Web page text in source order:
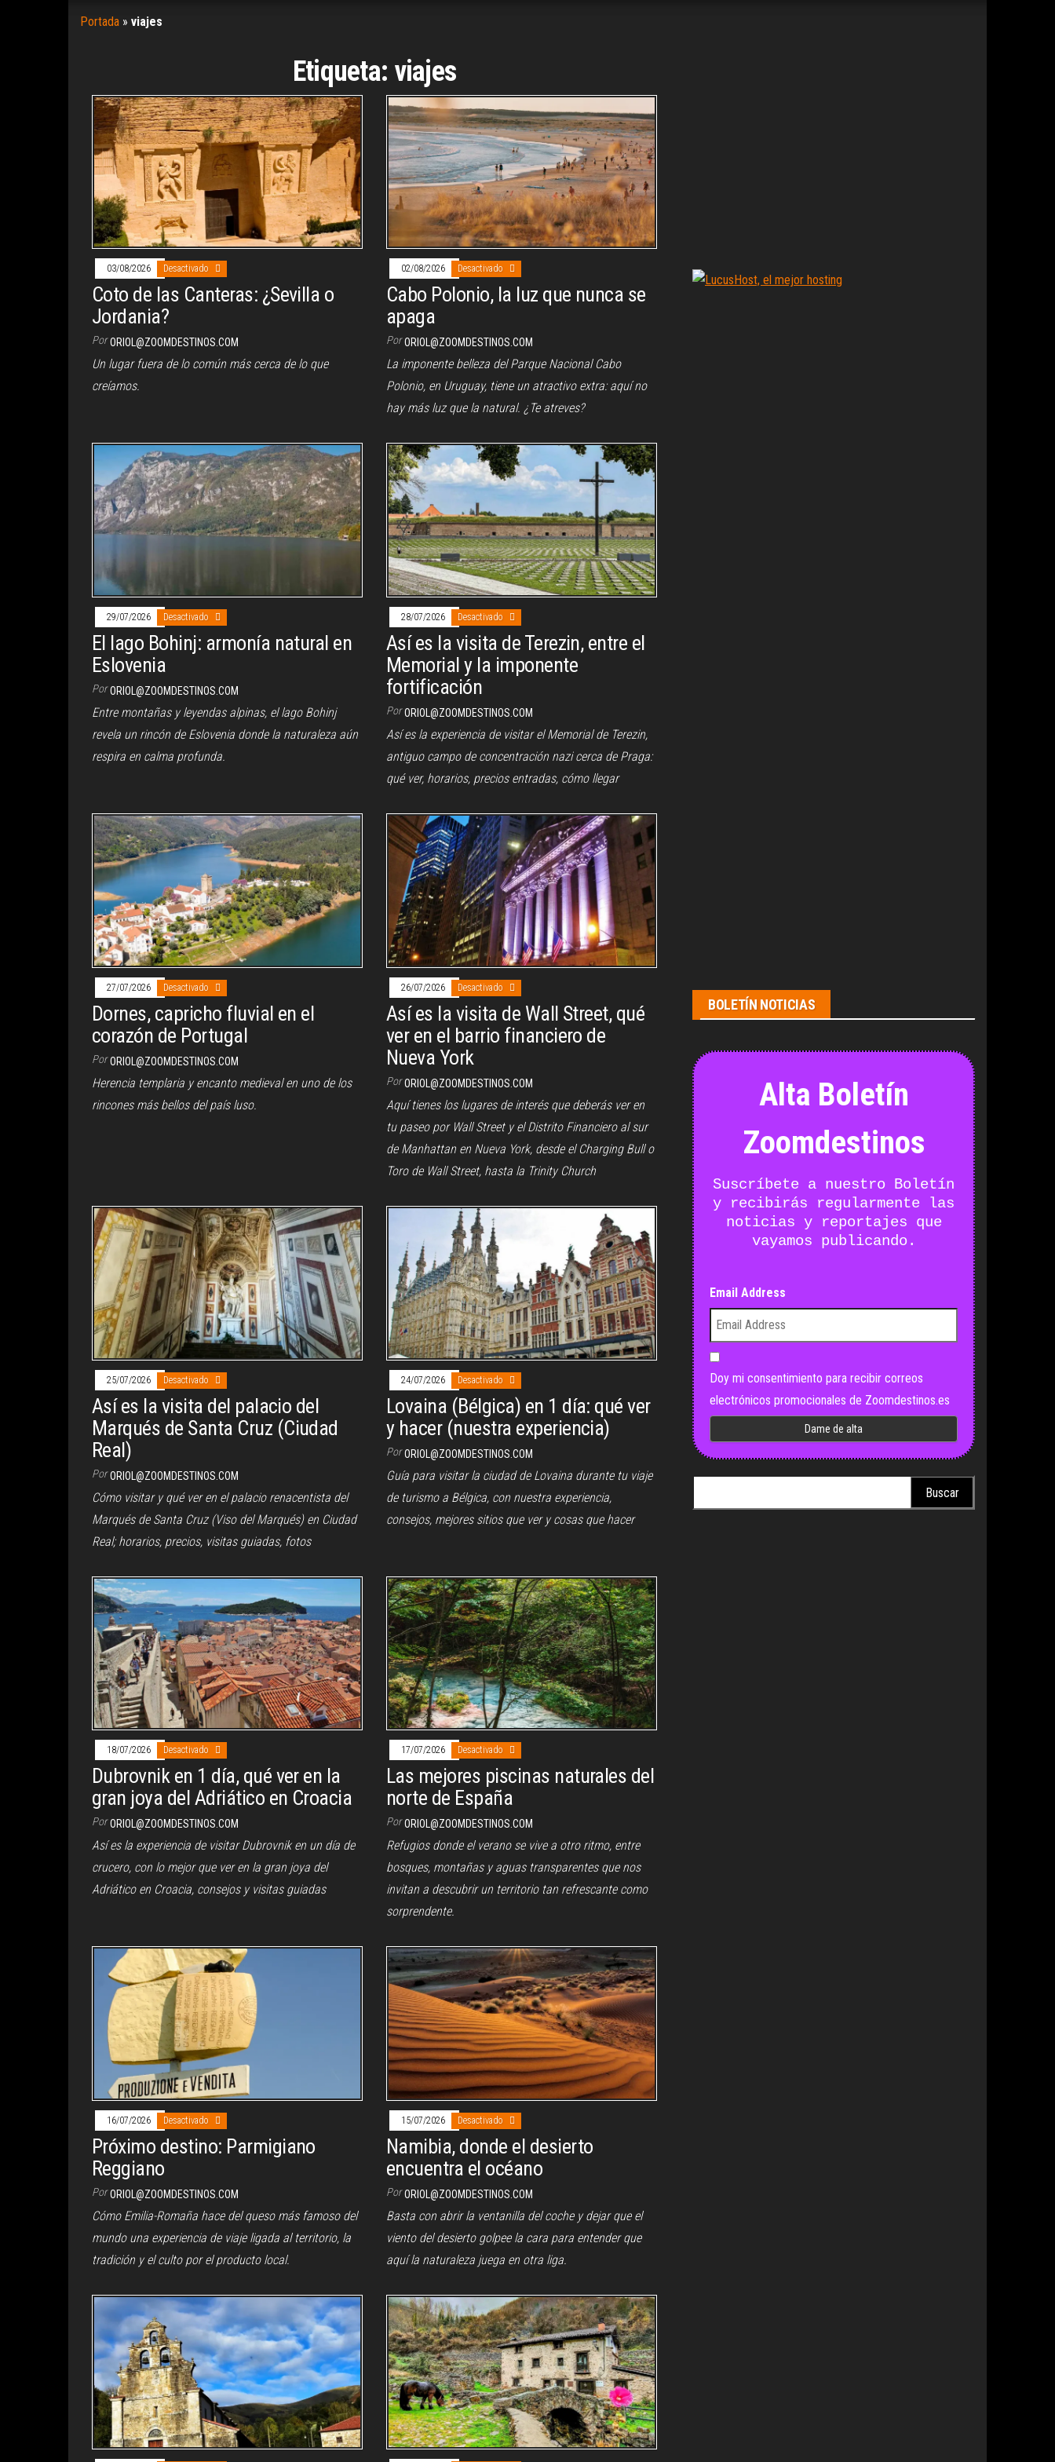
Portada » viajes
Etiqueta: viajes
03/08/2026 Desactivado
Coto de las Canteras: ¿Sevilla o
Jordania?
Por ORIOL@ZOOMDESTINOS.COM
Un lugar fuera de lo común más cerca de lo que
creíamos.
02/08/2026 Desactivado
Cabo Polonio, la luz que nunca se
apaga
Por ORIOL@ZOOMDESTINOS.COM
La imponente belleza del Parque Nacional Cabo
Polonio, en Uruguay, tiene un atractivo extra: aquí no
hay más luz que la natural. ¿Te atreves?
29/07/2026 Desactivado
El lago Bohinj: armonía natural en
Eslovenia
Por ORIOL@ZOOMDESTINOS.COM
Entre montañas y leyendas alpinas, el lago Bohinj
revela un rincón de Eslovenia donde la naturaleza aún
respira en calma profunda.
28/07/2026 Desactivado
Así es la visita de Terezin, entre el
Memorial y la imponente
fortificación
Por ORIOL@ZOOMDESTINOS.COM
Así es la experiencia de visitar el Memorial de Terezin,
antiguo campo de concentración nazi cerca de Praga:
qué ver, horarios, precios entradas, cómo llegar
27/07/2026 Desactivado
Dornes, capricho fluvial en el
corazón de Portugal
Por ORIOL@ZOOMDESTINOS.COM
Herencia templaria y encanto medieval en uno de los
rincones más bellos del país luso.
26/07/2026 Desactivado
Así es la visita de Wall Street, qué
ver en el barrio financiero de
Nueva York
Por ORIOL@ZOOMDESTINOS.COM
Aquí tienes los lugares de interés que deberás ver en
tu paseo por Wall Street y el Distrito Financiero al sur
de Manhattan en Nueva York, desde el Charging Bull o
Toro de Wall Street, hasta la Trinity Church
25/07/2026 Desactivado
Así es la visita del palacio del
Marqués de Santa Cruz (Ciudad
Real)
Por ORIOL@ZOOMDESTINOS.COM
Cómo visitar y qué ver en el palacio renacentista del
Marqués de Santa Cruz (Viso del Marqués) en Ciudad
Real; horarios, precios, visitas guiadas, fotos
24/07/2026 Desactivado
Lovaina (Bélgica) en 1 día: qué ver
y hacer (nuestra experiencia)
Por ORIOL@ZOOMDESTINOS.COM
Guía para visitar la ciudad de Lovaina durante tu viaje
de turismo a Bélgica, con nuestra experiencia,
consejos, mejores sitios que ver y cosas que hacer
18/07/2026 Desactivado
Dubrovnik en 1 día, qué ver en la
gran joya del Adriático en Croacia
Por ORIOL@ZOOMDESTINOS.COM
Así es la experiencia de visitar Dubrovnik en un día de
crucero, con lo mejor que ver en la gran joya del
Adriático en Croacia, consejos y visitas guiadas
17/07/2026 Desactivado
Las mejores piscinas naturales del
norte de España
Por ORIOL@ZOOMDESTINOS.COM
Refugios donde el verano se vive a otro ritmo, entre
bosques, montañas y aguas transparentes que nos
invitan a descubrir un territorio tan refrescante como
sorprendente.
16/07/2026 Desactivado
Próximo destino: Parmigiano
Reggiano
Por ORIOL@ZOOMDESTINOS.COM
Cómo Emilia-Romaña hace del queso más famoso del
mundo una experiencia de viaje ligada al territorio, la
tradición y el culto por el producto local.
15/07/2026 Desactivado
Namibia, donde el desierto
encuentra el océano
Por ORIOL@ZOOMDESTINOS.COM
Basta con abrir la ventanilla del coche y dejar que el
viento del desierto golpee la cara para entender que
aquí la naturaleza juega en otra liga.
BOLETÍN NOTICIAS
Alta Boletín
Zoomdestinos
Suscríbete a nuestro Boletín
y recibirás regularmente las
noticias y reportajes que
vayamos publicando.
Email Address
Doy mi consentimiento para recibir correos
electrónicos promocionales de Zoomdestinos.es